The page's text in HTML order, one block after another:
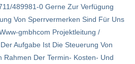
489981-0 Gerne Zur Verfügung
Von Sperrvermerken Sind Für Uns
gmbhcom Projektleitung /
Aufgabe Ist Die Steuerung Von
Der Termin- Kosten- Und